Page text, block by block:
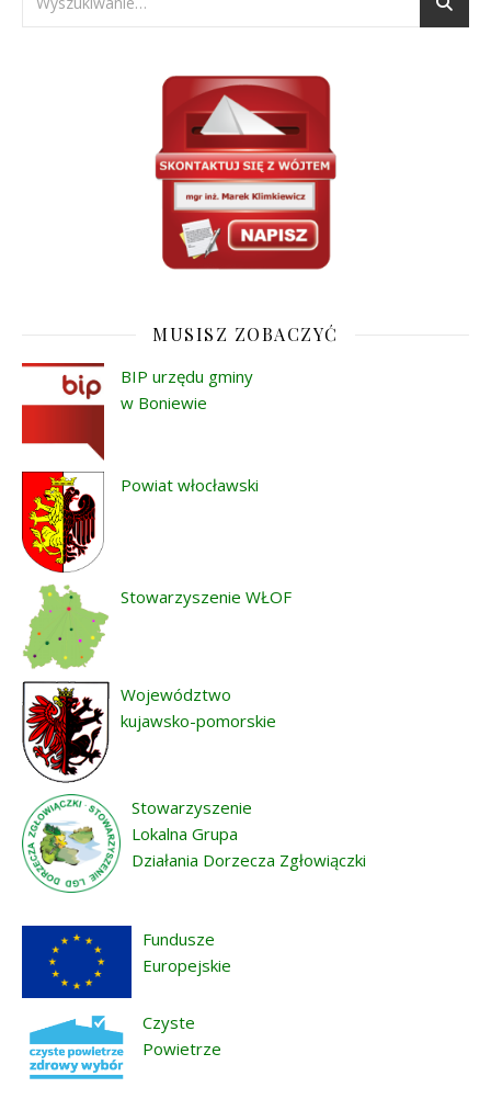
MUSISZ ZOBACZYĆ
BIP urzędu gminy
w Boniewie
Powiat włocławski
Stowarzyszenie WŁOF
Województwo
kujawsko-pomorskie
Stowarzyszenie
Lokalna Grupa
Działania Dorzecza Zgłowiączki
Fundusze
Europejskie
Czyste
Powietrze